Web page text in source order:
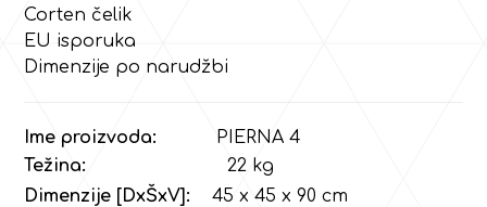
Corten čelik
EU isporuka
Dimenzije po narudžbi
Ime proizvoda:
PIERNA 4
Težina:
22 kg
Dimenzije [DxŠxV]:
45 x 45 x 90 cm